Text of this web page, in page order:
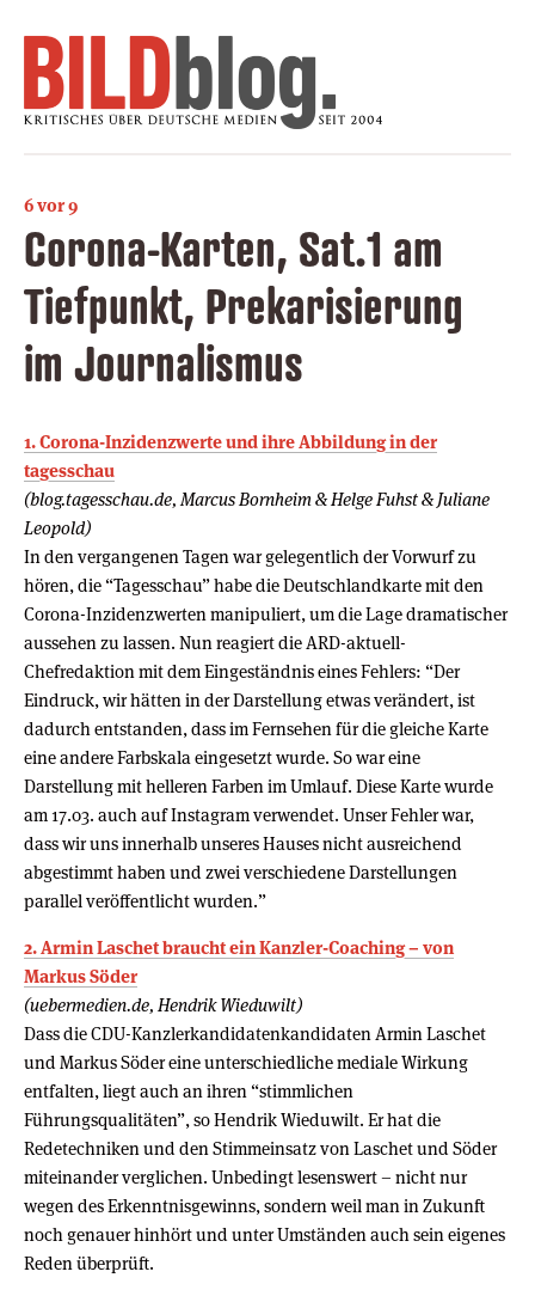
6 vor 9
Corona-Karten, Sat.1 am
Tiefpunkt, Prekarisierung
im Journalismus
1. Corona-Inzidenzwerte und ihre Abbildung in der
tagesschau
(blog.tagesschau.de, Marcus Bornheim & Helge Fuhst & Juliane
Leopold)
In den vergangenen Tagen war gelegentlich der Vorwurf zu
hören, die “Tagesschau” habe die Deutschlandkarte mit den
Corona-Inzidenzwerten manipuliert, um die Lage dramatischer
aussehen zu lassen. Nun reagiert die ARD-aktuell-
Chefredaktion mit dem Eingeständnis eines Fehlers: “Der
Eindruck, wir hätten in der Darstellung etwas verändert, ist
dadurch entstanden, dass im Fernsehen für die gleiche Karte
eine andere Farbskala eingesetzt wurde. So war eine
Darstellung mit helleren Farben im Umlauf. Diese Karte wurde
am 17.03. auch auf Instagram verwendet. Unser Fehler war,
dass wir uns innerhalb unseres Hauses nicht ausreichend
abgestimmt haben und zwei verschiedene Darstellungen
parallel veröffentlicht wurden.”
2. Armin Laschet braucht ein Kanzler-Coaching – von
Markus Söder
(uebermedien.de, Hendrik Wieduwilt)
Dass die CDU-Kanzlerkandidatenkandidaten Armin Laschet
und Markus Söder eine unterschiedliche mediale Wirkung
entfalten, liegt auch an ihren “stimmlichen
Führungsqualitäten”, so Hendrik Wieduwilt. Er hat die
Redetechniken und den Stimmeinsatz von Laschet und Söder
miteinander verglichen. Unbedingt lesenswert – nicht nur
wegen des Erkenntnisgewinns, sondern weil man in Zukunft
noch genauer hinhört und unter Umständen auch sein eigenes
Reden überprüft.